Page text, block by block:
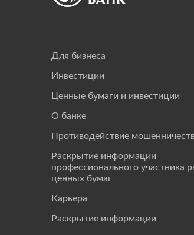
Для бизнеса
Инвестиции
Ценные бумаги и инвестиции
О банке
Противодействие
Раскрытие информации
профессионального участника
ценных бумаг
Карьера
Раскрытие информации